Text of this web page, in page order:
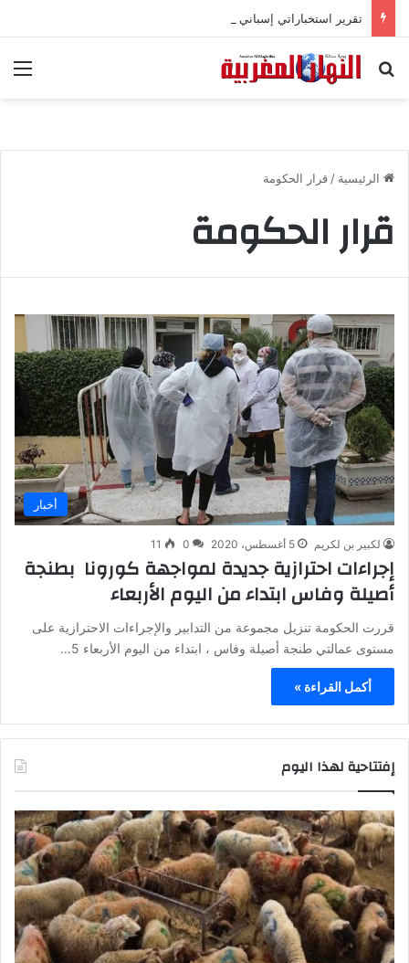
بحث عن
الرئيسية / قرار الحكومة
قرار الحكومة
أخبار
لكبير بن لكريم 5 أغسطس، 2020 0
11
إجراءات احترازية جديدة لمواجهة كورونا بطنجة
أصيلة وفاس ابتداء من اليوم الأربعاء
قررت الحكومة تنزيل مجموعة من التدابير والإجراءات الاحترازية على
مستوى عمالتي طنجة أصيلة وفاس ، ابتداء من اليوم الأربعاء 5…
أكمل القراءة »
إفتتاحية لهذا اليوم